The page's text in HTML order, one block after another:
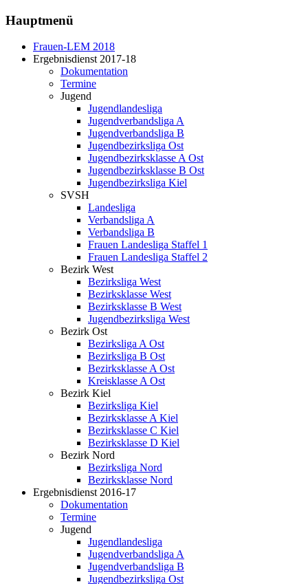
Hauptmenü
Frauen-LEM 2018
Ergebnisdienst 2017-18
Dokumentation
Termine
Jugend
Jugendlandesliga
Jugendverbandsliga A
Jugendverbandsliga B
Jugendbezirksliga Ost
Jugendbezirksklasse A Ost
Jugendbezirksklasse B Ost
Jugendbezirksliga Kiel
SVSH
Landesliga
Verbandsliga A
Verbandsliga B
Frauen Landesliga Staffel 1
Frauen Landesliga Staffel 2
Bezirk West
Bezirksliga West
Bezirksklasse West
Bezirksklasse B West
Jugendbezirksliga West
Bezirk Ost
Bezirksliga A Ost
Bezirksliga B Ost
Bezirksklasse A Ost
Kreisklasse A Ost
Bezirk Kiel
Bezirksliga Kiel
Bezirksklasse A Kiel
Bezirksklasse C Kiel
Bezirksklasse D Kiel
Bezirk Nord
Bezirksliga Nord
Bezirksklasse Nord
Ergebnisdienst 2016-17
Dokumentation
Termine
Jugend
Jugendlandesliga
Jugendverbandsliga A
Jugendverbandsliga B
Jugendbezirksliga Ost